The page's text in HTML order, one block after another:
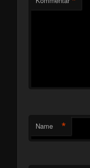
Name *